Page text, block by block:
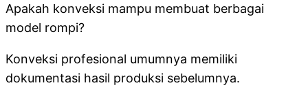
Apakah konveksi mampu membuat berbagai
model rompi?
Konveksi profesional umumnya memiliki
dokumentasi hasil produksi sebelumnya.